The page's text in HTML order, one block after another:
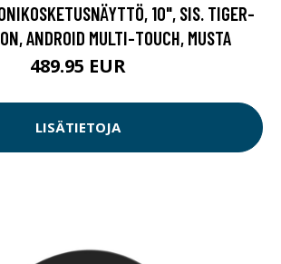
10", SIS. TIGER-
ANDROID MULTI-TOUCH, MUSTA
489.95 EUR
LISÄTIETOJA